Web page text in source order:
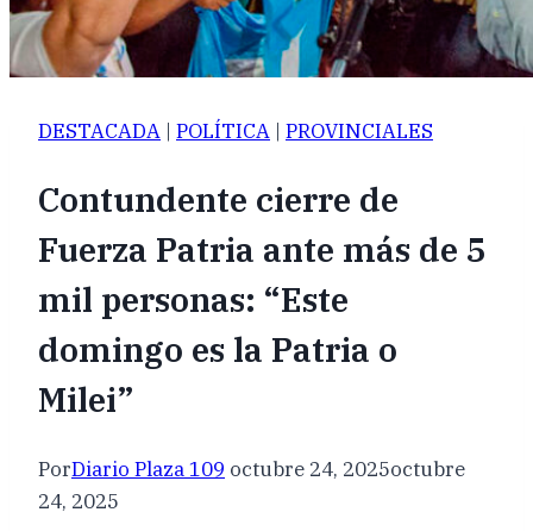
DESTACADA | POLÍTICA | PROVINCIALES
Contundente cierre de
Fuerza Patria ante más de 5
mil personas: “Este
domingo es la Patria o
Milei”
PorDiario Plaza 109 octubre 24, 2025octubre
24, 2025